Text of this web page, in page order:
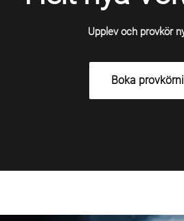
Upplev och provkör
Boka